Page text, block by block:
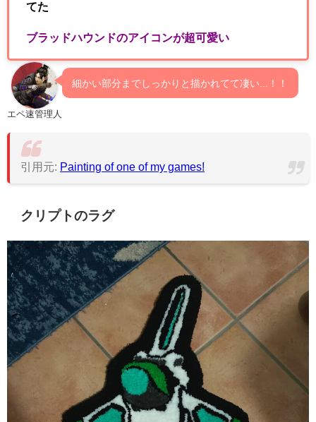
てた
ブラッドハウンドのアイコンが超可愛い
エペ速管理人
細かい部分までしっかりと描かれてて凄い...！！
引用元: Painting of one of my games!
クリプトのラグ